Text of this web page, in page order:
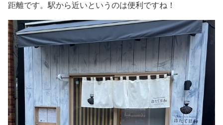
距離です。駅から近いというのは便利ですね！